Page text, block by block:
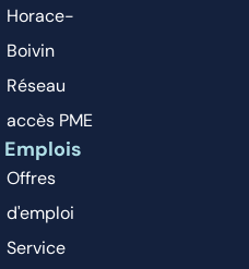
Horace-
Boivin
Réseau
accès PME
Emplois
Offres
d'emploi
Service